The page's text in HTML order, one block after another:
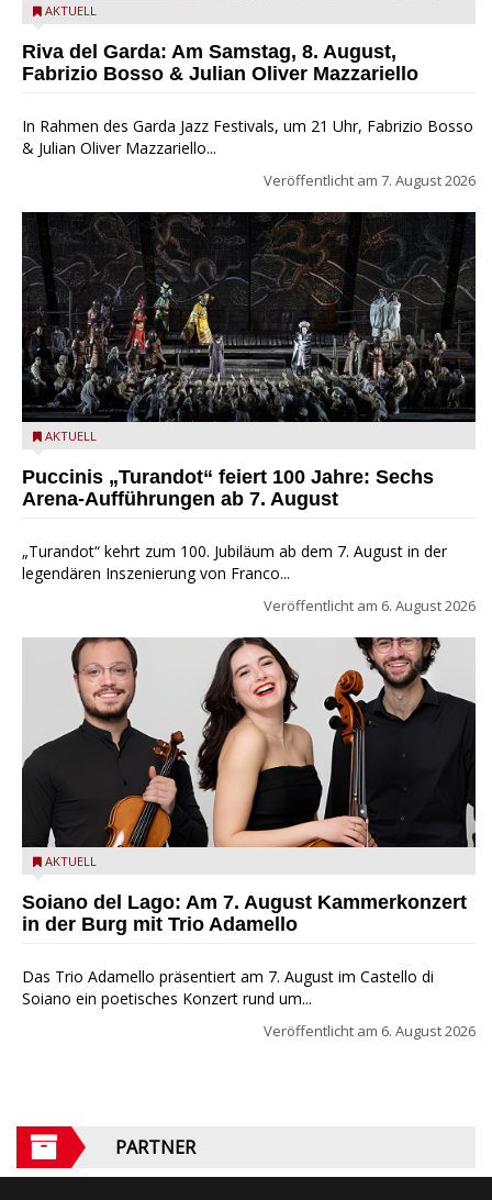
Fabrizio Bosso & Julian Oliver Mazzariello zu Gast beim Garda
AKTUELL
Riva del Garda: Am Samstag, 8. August,
Fabrizio Bosso & Julian Oliver Mazzariello
In Rahmen des Garda Jazz Festivals, um 21 Uhr, Fabrizio Bosso
& Julian Oliver Mazzariello...
Veröffentlicht am 7. August 2026
Turandot in der Arena von Verona - Ennevi für Fondazione
AKTUELL
Puccinis „Turandot“ feiert 100 Jahre: Sechs
Arena-Aufführungen ab 7. August
„Turandot“ kehrt zum 100. Jubiläum ab dem 7. August in der
legendären Inszenierung von Franco...
Veröffentlicht am 6. August 2026
Trio Adamello
AKTUELL
Soiano del Lago: Am 7. August Kammerkonzert
in der Burg mit Trio Adamello
Das Trio Adamello präsentiert am 7. August im Castello di
Soiano ein poetisches Konzert rund um...
Veröffentlicht am 6. August 2026
PARTNER